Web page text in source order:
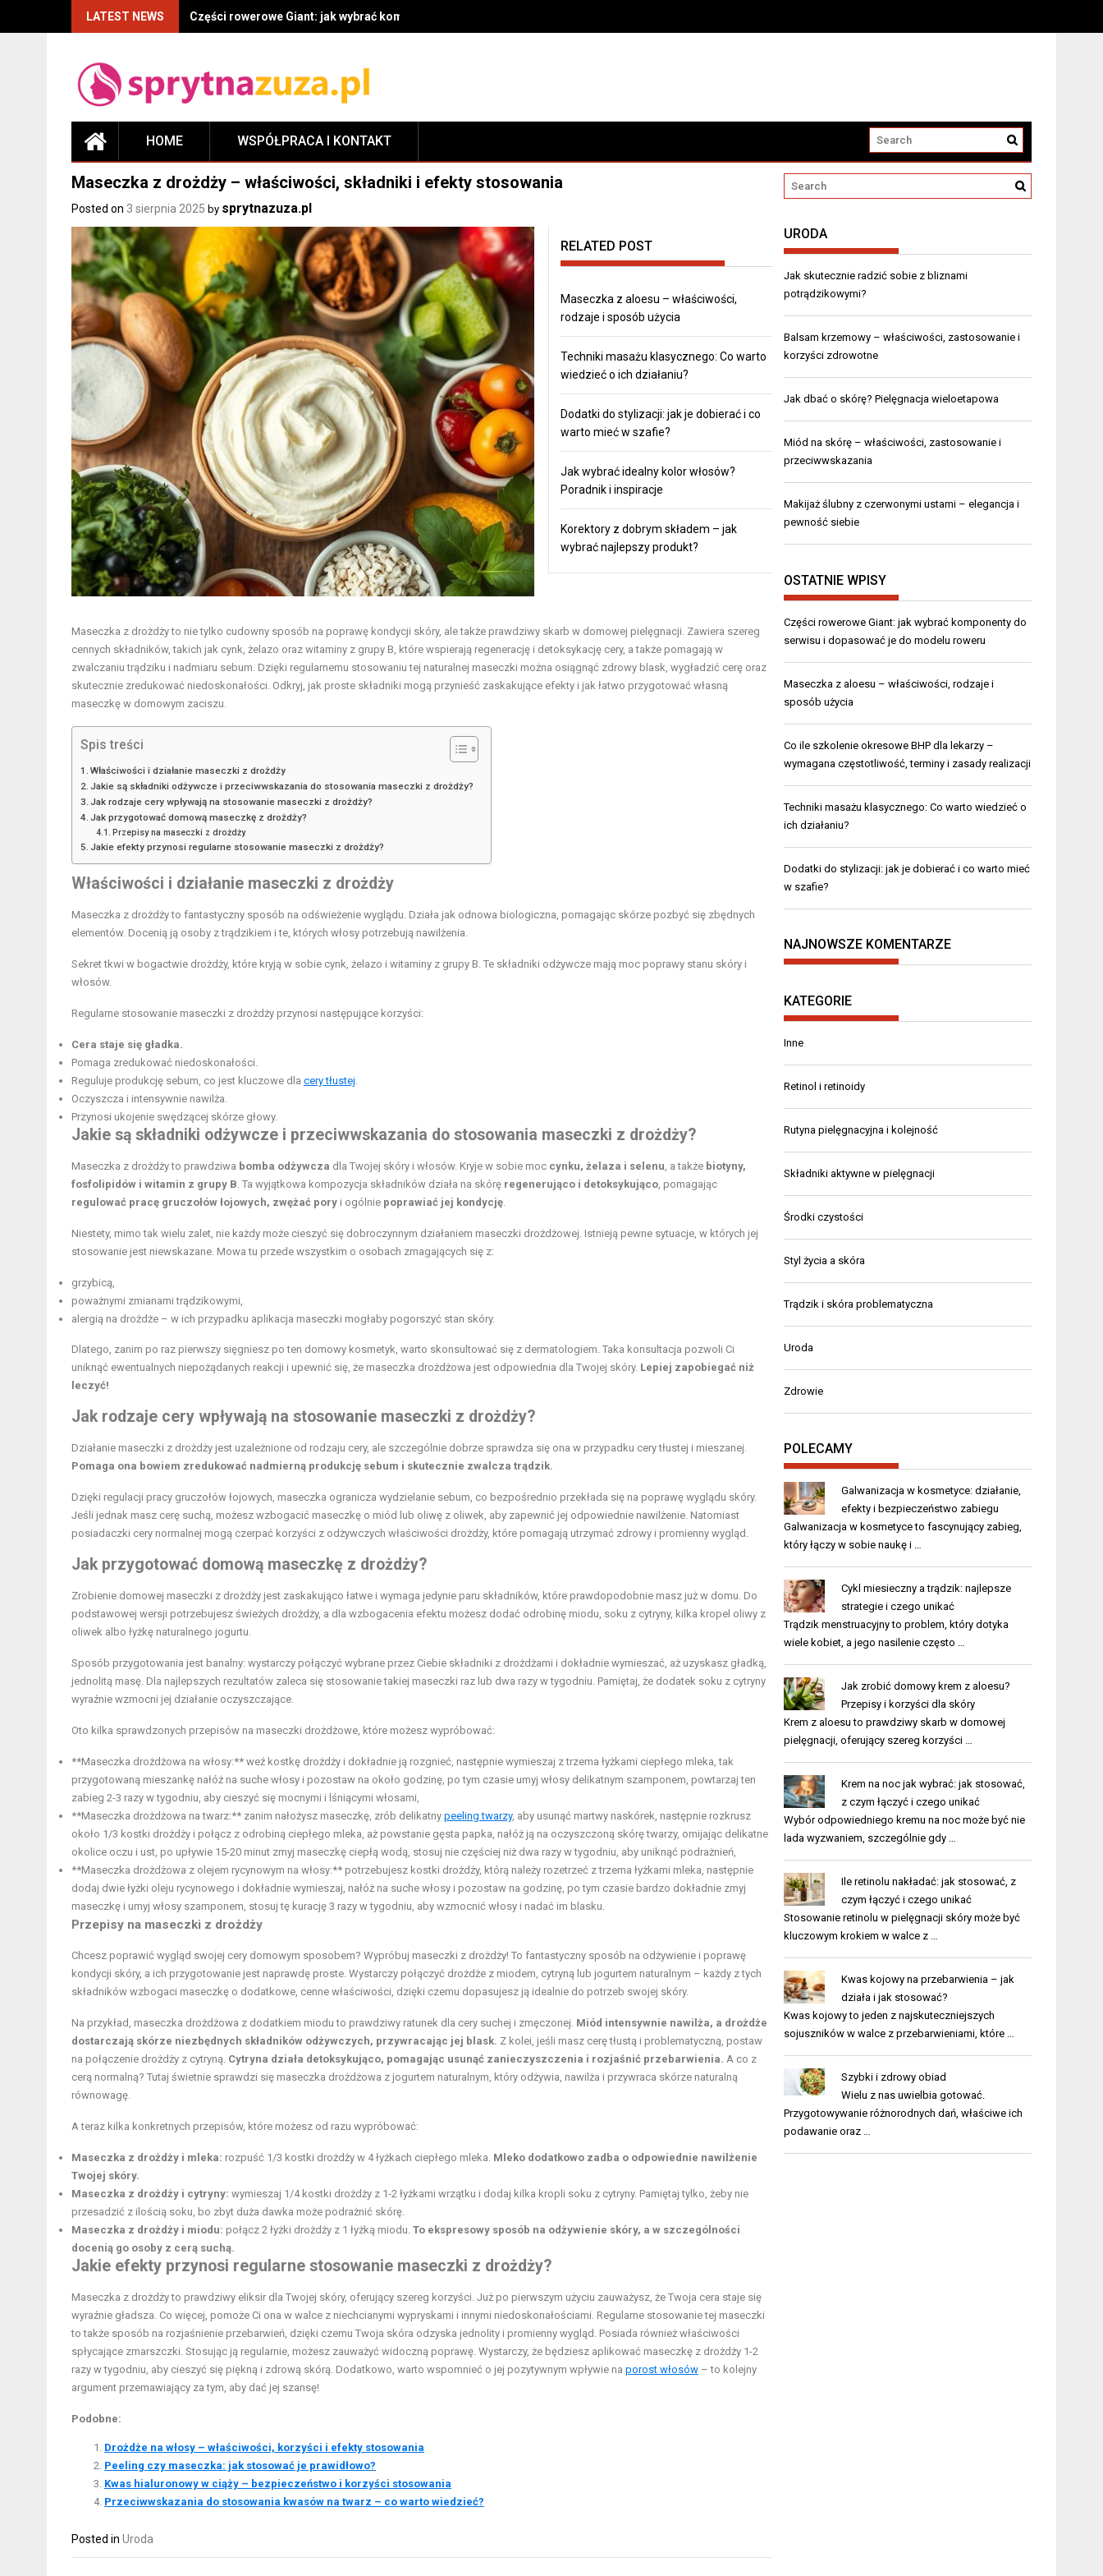
LATEST NEWS Części rowerowe Giant: jak wybrać komponenty do serwisu i dopasować je do modelu roweru
HOME WSPÓŁPRACA I KONTAKT
Maseczka z drożdży – właściwości, składniki i efekty stosowania
Posted on 3 sierpnia 2025 by sprytnazuza.pl
RELATED POST
Maseczka z aloesu – właściwości,
rodzaje i sposób użycia
Techniki masażu klasycznego: Co warto
wiedzieć o ich działaniu?
Dodatki do stylizacji: jak je dobierać i co
warto mieć w szafie?
Jak wybrać idealny kolor włosów?
Poradnik i inspiracje
Korektory z dobrym składem – jak
wybrać najlepszy produkt?
Maseczka z drożdży to nie tylko cudowny sposób na poprawę kondycji skóry, ale także prawdziwy skarb w domowej pielęgnacji. Zawiera szereg
cennych składników, takich jak cynk, żelazo oraz witaminy z grupy B, które wspierają regenerację i detoksykację cery, a także pomagają w
zwalczaniu trądziku i nadmiaru sebum. Dzięki regularnemu stosowaniu tej naturalnej maseczki można osiągnąć zdrowy blask, wygładzić cerę oraz
skutecznie zredukować niedoskonałości. Odkryj, jak proste składniki mogą przynieść zaskakujące efekty i jak łatwo przygotować własną
maseczkę w domowym zaciszu.
Spis treści
Właściwości i działanie maseczki z drożdży
Jakie są składniki odżywcze i przeciwwskazania do stosowania maseczki z drożdży?
Jak rodzaje cery wpływają na stosowanie maseczki z drożdży?
Jak przygotować domową maseczkę z drożdży?
Przepisy na maseczki z drożdży
Jakie efekty przynosi regularne stosowanie maseczki z drożdży?
Właściwości i działanie maseczki z drożdży
Maseczka z drożdży to fantastyczny sposób na odświeżenie wyglądu. Działa jak odnowa biologiczna, pomagając skórze pozbyć się zbędnych
elementów. Docenią ją osoby z trądzikiem i te, których włosy potrzebują nawilżenia.
Sekret tkwi w bogactwie drożdży, które kryją w sobie cynk, żelazo i witaminy z grupy B. Te składniki odżywcze mają moc poprawy stanu skóry i
włosów.
Regularne stosowanie maseczki z drożdży przynosi następujące korzyści:
Cera staje się gładka.
Pomaga zredukować niedoskonałości.
Reguluje produkcję sebum, co jest kluczowe dla cery tłustej.
Oczyszcza i intensywnie nawilża.
Przynosi ukojenie swędzącej skórze głowy.
Jakie są składniki odżywcze i przeciwwskazania do stosowania maseczki z drożdży?
Maseczka z drożdży to prawdziwa bomba odżywcza dla Twojej skóry i włosów. Kryje w sobie moc cynku, żelaza i selenu, a także biotyny,
fosfolipidów i witamin z grupy B. Ta wyjątkowa kompozycja składników działa na skórę regenerująco i detoksykująco, pomagając
regulować pracę gruczołów łojowych, zwężać pory i ogólnie poprawiać jej kondycję.
Niestety, mimo tak wielu zalet, nie każdy może cieszyć się dobroczynnym działaniem maseczki drożdżowej. Istnieją pewne sytuacje, w których jej
stosowanie jest niewskazane. Mowa tu przede wszystkim o osobach zmagających się z:
grzybicą,
poważnymi zmianami trądzikowymi,
alergią na drożdże – w ich przypadku aplikacja maseczki mogłaby pogorszyć stan skóry.
Dlatego, zanim po raz pierwszy sięgniesz po ten domowy kosmetyk, warto skonsultować się z dermatologiem. Taka konsultacja pozwoli Ci
uniknąć ewentualnych niepożądanych reakcji i upewnić się, że maseczka drożdżowa jest odpowiednia dla Twojej skóry. Lepiej zapobiegać niż
leczyć!
Jak rodzaje cery wpływają na stosowanie maseczki z drożdży?
Działanie maseczki z drożdży jest uzależnione od rodzaju cery, ale szczególnie dobrze sprawdza się ona w przypadku cery tłustej i mieszanej.
Pomaga ona bowiem zredukować nadmierną produkcję sebum i skutecznie zwalcza trądzik.
Dzięki regulacji pracy gruczołów łojowych, maseczka ogranicza wydzielanie sebum, co bezpośrednio przekłada się na poprawę wyglądu skóry.
Jeśli jednak masz cerę suchą, możesz wzbogacić maseczkę o miód lub oliwę z oliwek, aby zapewnić jej odpowiednie nawilżenie. Natomiast
posiadaczki cery normalnej mogą czerpać korzyści z odżywczych właściwości drożdży, które pomagają utrzymać zdrowy i promienny wygląd.
Jak przygotować domową maseczkę z drożdży?
Zrobienie domowej maseczki z drożdży jest zaskakująco łatwe i wymaga jedynie paru składników, które prawdopodobnie masz już w domu. Do
podstawowej wersji potrzebujesz świeżych drożdży, a dla wzbogacenia efektu możesz dodać odrobinę miodu, soku z cytryny, kilka kropel oliwy z
oliwek albo łyżkę naturalnego jogurtu.
Sposób przygotowania jest banalny: wystarczy połączyć wybrane przez Ciebie składniki z drożdżami i dokładnie wymieszać, aż uzyskasz gładką,
jednolitą masę. Dla najlepszych rezultatów zaleca się stosowanie takiej maseczki raz lub dwa razy w tygodniu. Pamiętaj, że dodatek soku z cytryny
wyraźnie wzmocni jej działanie oczyszczające.
Oto kilka sprawdzonych przepisów na maseczki drożdżowe, które możesz wypróbować:
**Maseczka drożdżowa na włosy:** weź kostkę drożdży i dokładnie ją rozgnieć, następnie wymieszaj z trzema łyżkami ciepłego mleka, tak
przygotowaną mieszankę nałóż na suche włosy i pozostaw na około godzinę, po tym czasie umyj włosy delikatnym szamponem, powtarzaj ten
zabieg 2-3 razy w tygodniu, aby cieszyć się mocnymi i lśniącymi włosami,
**Maseczka drożdżowa na twarz:** zanim nałożysz maseczkę, zrób delikatny peeling twarzy, aby usunąć martwy naskórek, następnie rozkrusz
około 1/3 kostki drożdży i połącz z odrobiną ciepłego mleka, aż powstanie gęsta papka, nałóż ją na oczyszczoną skórę twarzy, omijając delikatne
okolice oczu i ust, po upływie 15-20 minut zmyj maseczkę ciepłą wodą, stosuj nie częściej niż dwa razy w tygodniu, aby uniknąć podrażnień,
**Maseczka drożdżowa z olejem rycynowym na włosy:** potrzebujesz kostki drożdży, którą należy rozetrzeć z trzema łyżkami mleka, następnie
dodaj dwie łyżki oleju rycynowego i dokładnie wymieszaj, nałóż na suche włosy i pozostaw na godzinę, po tym czasie bardzo dokładnie zmyj
maseczkę i umyj włosy szamponem, stosuj tę kurację 3 razy w tygodniu, aby wzmocnić włosy i nadać im blasku.
Przepisy na maseczki z drożdży
Chcesz poprawić wygląd swojej cery domowym sposobem? Wypróbuj maseczki z drożdży! To fantastyczny sposób na odżywienie i poprawę
kondycji skóry, a ich przygotowanie jest naprawdę proste. Wystarczy połączyć drożdże z miodem, cytryną lub jogurtem naturalnym – każdy z tych
składników wzbogaci maseczkę o dodatkowe, cenne właściwości, dzięki czemu dopasujesz ją idealnie do potrzeb swojej skóry.
Na przykład, maseczka drożdżowa z dodatkiem miodu to prawdziwy ratunek dla cery suchej i zmęczonej. Miód intensywnie nawilża, a drożdże
dostarczają skórze niezbędnych składników odżywczych, przywracając jej blask. Z kolei, jeśli masz cerę tłustą i problematyczną, postaw
na połączenie drożdży z cytryną. Cytryna działa detoksykująco, pomagając usunąć zanieczyszczenia i rozjaśnić przebarwienia. A co z
cerą normalną? Tutaj świetnie sprawdzi się maseczka drożdżowa z jogurtem naturalnym, który odżywia, nawilża i przywraca skórze naturalną
równowagę.
A teraz kilka konkretnych przepisów, które możesz od razu wypróbować:
Maseczka z drożdży i mleka: rozpuść 1/3 kostki drożdży w 4 łyżkach ciepłego mleka. Mleko dodatkowo zadba o odpowiednie nawilżenie
Twojej skóry.
Maseczka z drożdży i cytryny: wymieszaj 1/4 kostki drożdży z 1-2 łyżkami wrzątku i dodaj kilka kropli soku z cytryny. Pamiętaj tylko, żeby nie
przesadzić z ilością soku, bo zbyt duża dawka może podrażnić skórę.
Maseczka z drożdży i miodu: połącz 2 łyżki drożdży z 1 łyżką miodu. To ekspresowy sposób na odżywienie skóry, a w szczególności
docenią go osoby z cerą suchą.
Jakie efekty przynosi regularne stosowanie maseczki z drożdży?
Maseczka z drożdży to prawdziwy eliksir dla Twojej skóry, oferujący szereg korzyści. Już po pierwszym użyciu zauważysz, że Twoja cera staje się
wyraźnie gładsza. Co więcej, pomoże Ci ona w walce z niechcianymi wypryskami i innymi niedoskonałościami. Regularne stosowanie tej maseczki
to także sposób na rozjaśnienie przebarwień, dzięki czemu Twoja skóra odzyska jednolity i promienny wygląd. Posiada również właściwości
spłycające zmarszczki. Stosując ją regularnie, możesz zauważyć widoczną poprawę. Wystarczy, że będziesz aplikować maseczkę z drożdży 1-2
razy w tygodniu, aby cieszyć się piękną i zdrową skórą. Dodatkowo, warto wspomnieć o jej pozytywnym wpływie na porost włosów – to kolejny
argument przemawiający za tym, aby dać jej szansę!
Podobne:
Drożdże na włosy – właściwości, korzyści i efekty stosowania
Peeling czy maseczka: jak stosować je prawidłowo?
Kwas hialuronowy w ciąży – bezpieczeństwo i korzyści stosowania
Przeciwwskazania do stosowania kwasów na twarz – co warto wiedzieć?
Posted in Uroda
URODA
Jak skutecznie radzić sobie z bliznami
potrądzikowymi?
Balsam krzemowy – właściwości, zastosowanie i
korzyści zdrowotne
Jak dbać o skórę? Pielęgnacja wieloetapowa
Miód na skórę – właściwości, zastosowanie i
przeciwwskazania
Makijaż ślubny z czerwonymi ustami – elegancja i
pewność siebie
OSTATNIE WPISY
Części rowerowe Giant: jak wybrać komponenty do
serwisu i dopasować je do modelu roweru
Maseczka z aloesu – właściwości, rodzaje i
sposób użycia
Co ile szkolenie okresowe BHP dla lekarzy –
wymagana częstotliwość, terminy i zasady realizacji
Techniki masażu klasycznego: Co warto wiedzieć o
ich działaniu?
Dodatki do stylizacji: jak je dobierać i co warto mieć
w szafie?
NAJNOWSZE KOMENTARZE
KATEGORIE
Inne
Retinol i retinoidy
Rutyna pielęgnacyjna i kolejność
Składniki aktywne w pielęgnacji
Środki czystości
Styl życia a skóra
Trądzik i skóra problematyczna
Uroda
Zdrowie
POLECAMY
Galwanizacja w kosmetyce: działanie,
efekty i bezpieczeństwo zabiegu
Galwanizacja w kosmetyce to fascynujący zabieg,
który łączy w sobie naukę i …
Cykl miesieczny a trądzik: najlepsze
strategie i czego unikać
Trądzik menstruacyjny to problem, który dotyka
wiele kobiet, a jego nasilenie często …
Jak zrobić domowy krem z aloesu?
Przepisy i korzyści dla skóry
Krem z aloesu to prawdziwy skarb w domowej
pielęgnacji, oferujący szereg korzyści …
Krem na noc jak wybrać: jak stosować,
z czym łączyć i czego unikać
Wybór odpowiedniego kremu na noc może być nie
lada wyzwaniem, szczególnie gdy …
Ile retinolu nakładać: jak stosować, z
czym łączyć i czego unikać
Stosowanie retinolu w pielęgnacji skóry może być
kluczowym krokiem w walce z …
Kwas kojowy na przebarwienia – jak
działa i jak stosować?
Kwas kojowy to jeden z najskuteczniejszych
sojuszników w walce z przebarwieniami, które …
Szybki i zdrowy obiad
Wielu z nas uwielbia gotować.
Przygotowywanie różnorodnych dań, właściwe ich
podawanie oraz …